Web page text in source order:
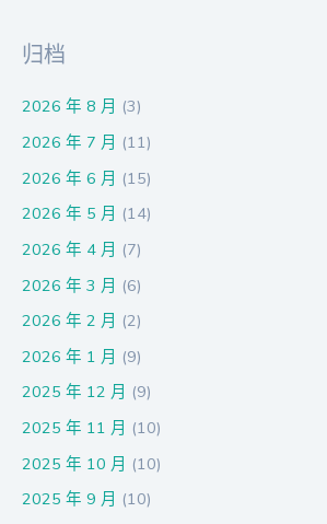
归档
2026 年 8 月 (3)
2026 年 7 月 (11)
2026 年 6 月 (15)
2026 年 5 月 (14)
2026 年 4 月 (7)
2026 年 3 月 (6)
2026 年 2 月 (2)
2026 年 1 月 (9)
2025 年 12 月 (9)
2025 年 11 月 (10)
2025 年 10 月 (10)
2025 年 9 月 (10)